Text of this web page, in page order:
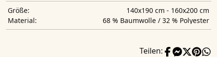
Größe:
140x190 cm - 160x200 cm
Material:
68 % Baumwolle / 32 % Polyester
Teilen: